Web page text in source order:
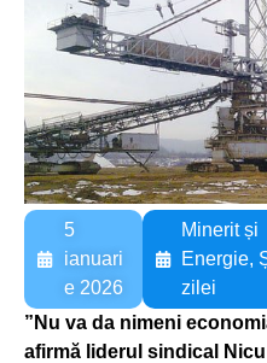
5
ianuari
e 2026
Minerit și
Energie,
zilei
”Nu va da nimeni
afirmă liderul sindical